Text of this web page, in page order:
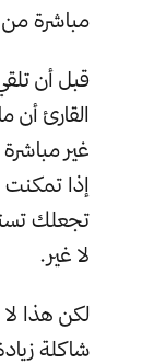
مباشرة
قبل أن
القارئ
غير
إذا تمكنت
تجعلك
لا غير.
لكن هذا
شاكلة